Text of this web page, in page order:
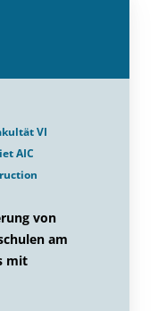
VI
AIC
von
am
mit